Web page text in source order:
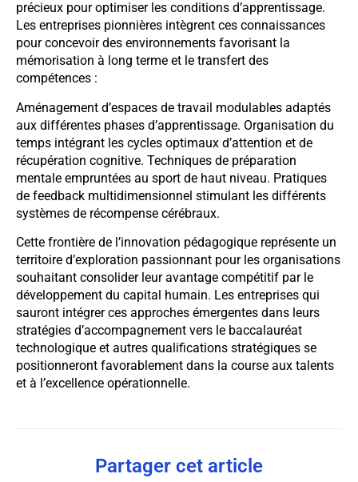
précieux pour optimiser les conditions d’apprentissage.
Les entreprises pionnières intègrent ces connaissances
pour concevoir des environnements favorisant la
mémorisation à long terme et le transfert des
compétences :
Aménagement d’espaces de travail modulables adaptés
aux différentes phases d’apprentissage. Organisation du
temps intégrant les cycles optimaux d’attention et de
récupération cognitive. Techniques de préparation
mentale empruntées au sport de haut niveau. Pratiques
de feedback multidimensionnel stimulant les différents
systèmes de récompense cérébraux.
Cette frontière de l’innovation pédagogique représente un
territoire d’exploration passionnant pour les organisations
souhaitant consolider leur avantage compétitif par le
développement du capital humain. Les entreprises qui
sauront intégrer ces approches émergentes dans leurs
stratégies d’accompagnement vers le baccalauréat
technologique et autres qualifications stratégiques se
positionneront favorablement dans la course aux talents
et à l’excellence opérationnelle.
Partager cet article